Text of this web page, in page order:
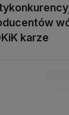
karze